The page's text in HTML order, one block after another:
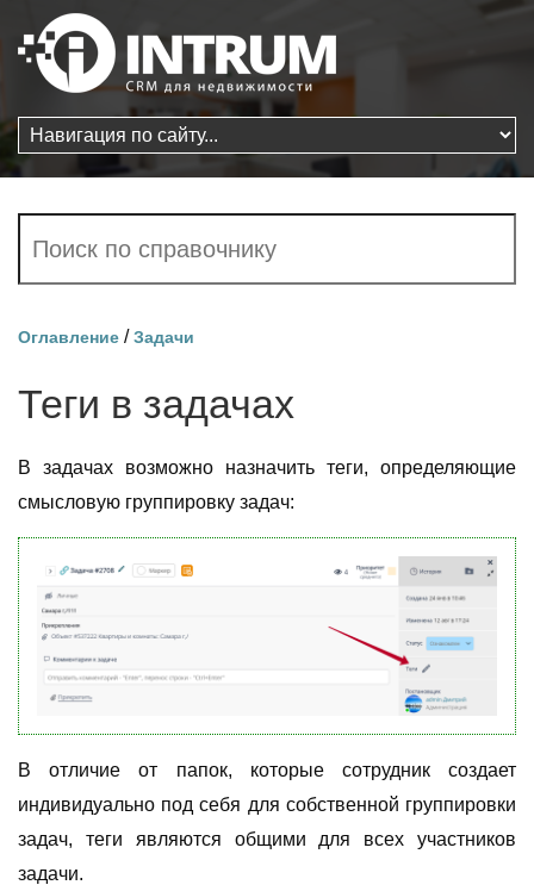
Оглавление /Задачи
Теги в задачах
В задачах возможно назначить теги, определяющие
смысловую группировку задач:
В отличие от папок, которые сотрудник создает
индивидуально под себя для собственной группировки
задач, теги являются общими для всех участников
задачи.